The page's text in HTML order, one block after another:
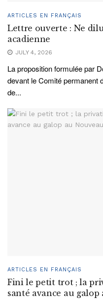
ARTICLES EN FRANÇAIS
Lettre ouverte : Ne
acadienne
JULY 4, 2026
La proposition formulée par
devant le Comité permanent
de...
ARTICLES EN FRANÇAIS
Fini le petit trot ; la
santé avance au